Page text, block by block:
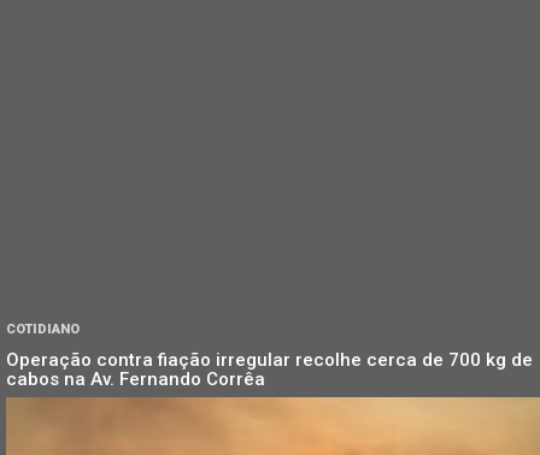
COTIDIANO
Operação contra fiação irregular recolhe cerca de 700 kg de
cabos na Av. Fernando Corrêa